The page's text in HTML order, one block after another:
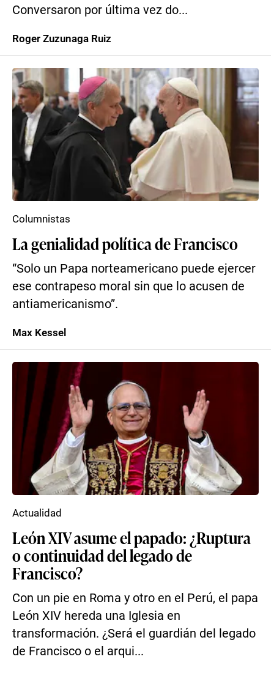
Conversaron por última vez do...
Roger Zuzunaga Ruiz
La genialidad política de Francisco
“Solo un Papa norteamericano puede ejercer
ese contrapeso moral sin que lo acusen de
antiamericanismo”.
Columnistas
Max Kessel
León XIV asume el papado: ¿Ruptura
o continuidad del legado de
Francisco?
Con un pie en Roma y otro en el Perú, el papa
León XIV hereda una Iglesia en
transformación. ¿Será el guardián del legado
de Francisco o el arqui...
Actualidad